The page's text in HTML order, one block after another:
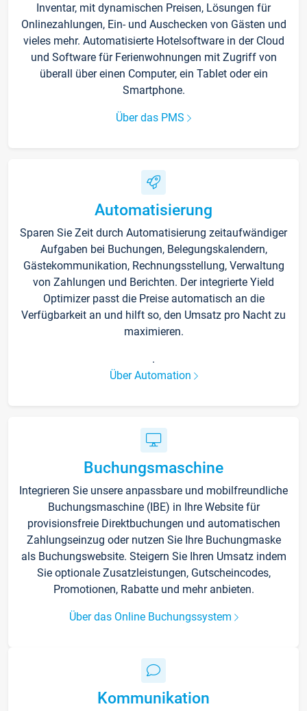
Inventar, mit dynamischen Preisen, Lösungen für
Onlinezahlungen, Ein- und Auschecken von Gästen und
vieles mehr. Automatisierte Hotelsoftware in der Cloud
und Software für Ferienwohnungen mit Zugriff von
überall über einen Computer, ein Tablet oder ein
Smartphone.
Über das PMS
Automatisierung
Sparen Sie Zeit durch Automatisierung zeitaufwändiger
Aufgaben bei Buchungen, Belegungskalendern,
Gästekommunikation, Rechnungsstellung, Verwaltung
von Zahlungen und Berichten. Der integrierte Yield
Optimizer passt die Preise automatisch an die
Verfügbarkeit an und hilft so, den Umsatz pro Nacht zu
maximieren.
.
Über Automation
Buchungsmaschine
Integrieren Sie unsere anpassbare und mobilfreundliche
Buchungsmaschine (IBE) in Ihre Website für
provisionsfreie Direktbuchungen und automatischen
Zahlungseinzug oder nutzen Sie Ihre Buchungmaske
als Buchungswebsite. Steigern Sie Ihren Umsatz indem
Sie optionale Zusatzleistungen, Gutscheincodes,
Promotionen, Rabatte und mehr anbieten.
Über das Online Buchungssystem
Kommunikation